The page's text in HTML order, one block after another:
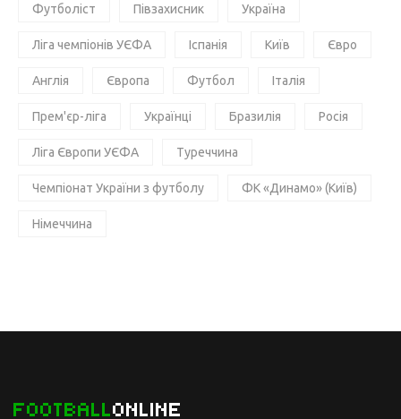
Футболіст Півзахисник Україна
Ліга чемпіонів УЄФА Іспанія Київ Євро
Англія Європа Футбол Італія
Прем'єр-ліга Українці Бразилія Росія
Ліга Європи УЄФА Туреччина
Чемпіонат України з футболу ФК «Динамо» (Київ)
Німеччина
FOOTBALLONLINE